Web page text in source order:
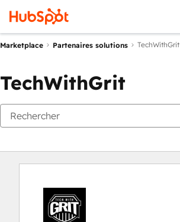
Marketplace Partenaires solutions TechWithGrit
TechWithGrit